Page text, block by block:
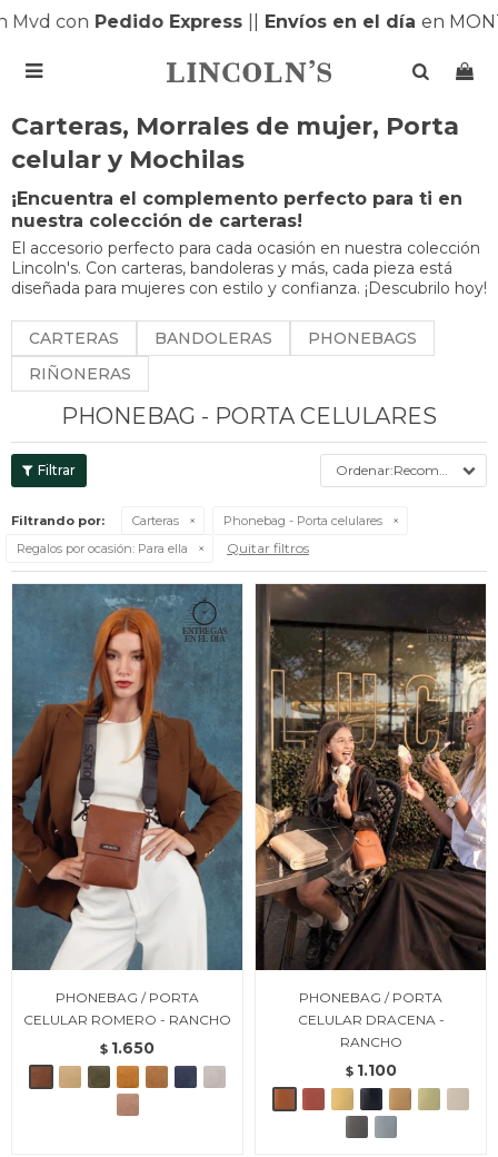
conPedido Express||Envíos en el díaen

Carteras, Morrales de mujer, Porta
celular y Mochilas
¡Encuentra el complemento perfecto para ti en
nuestra colección de carteras!
El accesorio perfecto para cada ocasión en nuestra colección
Lincoln's. Con carteras, bandoleras y más, cada pieza está
diseñada para mujeres con estilo y confianza. ¡Descubrilo hoy!
CARTERAS BANDOLERAS
PHONEBAGS
RIÑONERAS
PHONEBAG - PORTA CELULARES
Recomendados
Filtrando por: Carteras
Phonebag - Porta celulares
Regalos por ocasión: Para ella Quitar filtros
PHONEBAG / PORTA
CELULAR ROMERO - RANCHO
$ 1.650
PHONEBAG / PORTA
CELULAR DRACENA -
RANCHO
$ 1.100